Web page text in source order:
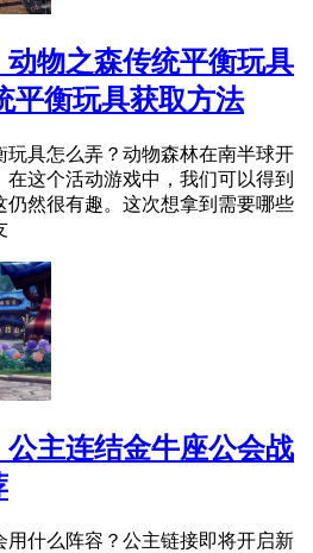
动物之森传统平衡玩具
平衡玩具获取方法
玩具怎么弄？动物森林在南半球开
这个活动游戏中，我们可以得到
仍然很有趣。这次想拿到需要哪些
公主连结金牛座公会战
用什么阵容？公主链接即将开启新